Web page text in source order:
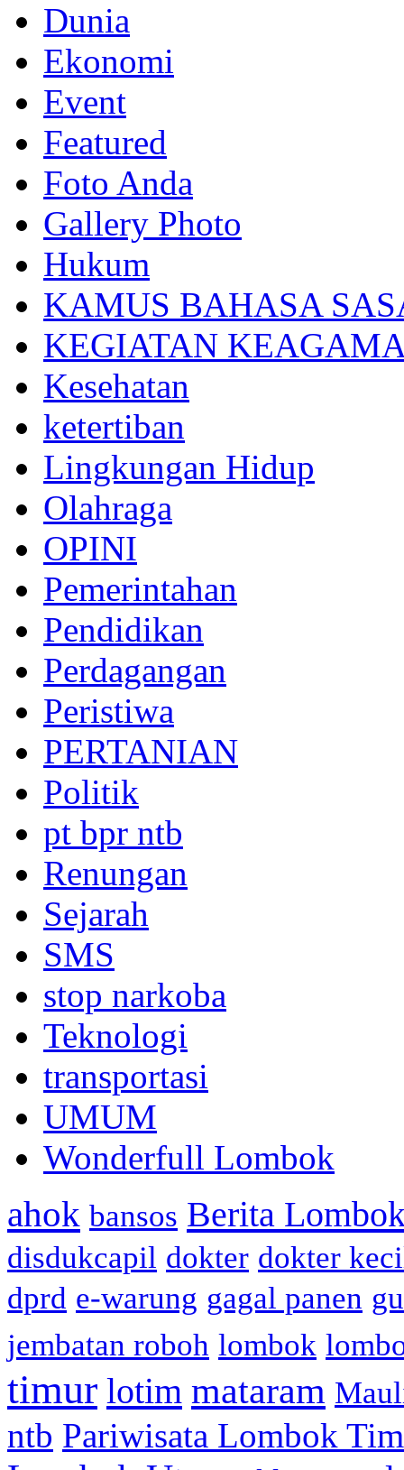
Dunia
Ekonomi
Event
Featured
Foto Anda
Gallery Photo
Hukum
KAMUS BAHASA
KEGIATAN
Kesehatan
ketertiban
Lingkungan Hidup
Olahraga
OPINI
Pemerintahan
Pendidikan
Perdagangan
Peristiwa
PERTANIAN
Politik
pt bpr ntb
Renungan
Sejarah
SMS
stop narkoba
Teknologi
transportasi
UMUM
Wonderfull Lombok
ahok bansos Berita
disdukcapil dokter dokter
dprd e-warung gagal panen
jembatan roboh lombok
timur lotim mataram
ntb Pariwisata Lombok